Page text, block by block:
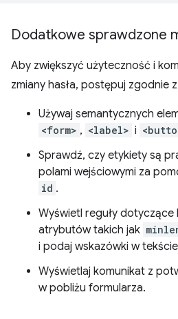
Dodatkowe sprawdzone
Aby zwiększyć użyteczność i
zmiany hasła, postępuj zgodnie z
Używaj semantycznych
<form> , <label> i
Sprawdź, czy etykiety są
polami wejściowymi za
id .
Wyświetl reguły dotyczące
atrybutów takich jak
i podaj wskazówki w
Wyświetlaj komunikat z
w pobliżu formularza.